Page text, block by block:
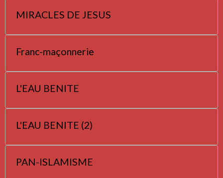
MIRACLES DE JESUS
Franc-maçonnerie
L'EAU BENITE
L'EAU BENITE (2)
PAN-ISLAMISME